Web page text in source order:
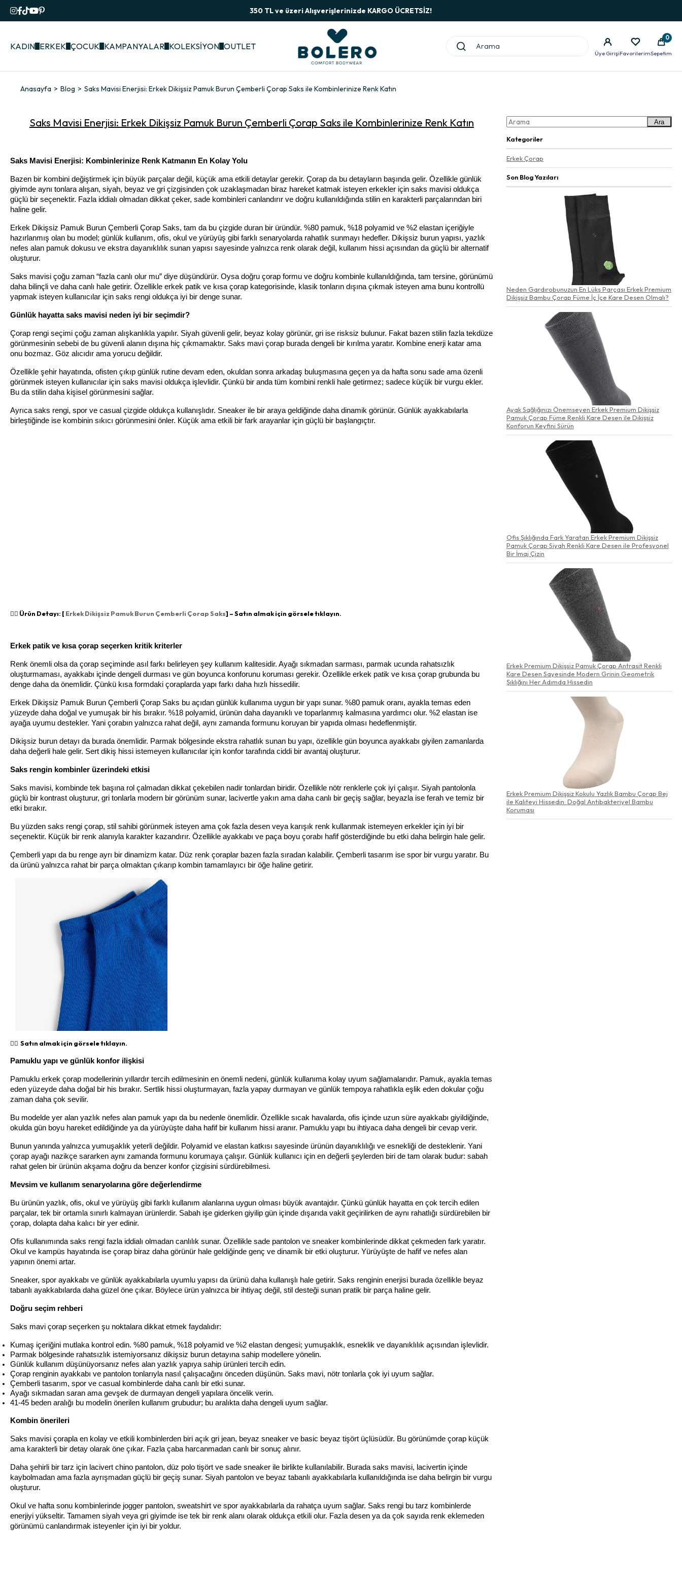
350 TL ve üzeri Alışverişlerinizde KARGO ÜCRETSİZ!
KADIN ERKEK ÇOCUK KAMPANYALAR KOLEKSİYON OUTLET
Üye GirişiFavorilerimSepetim
0
Anasayfa Blog Saks Mavisi Enerjisi: Erkek Dikişsiz Pamuk Burun Çemberli Çorap Saks ile Kombinlerinize Renk Katın
Saks Mavisi Enerjisi: Erkek Dikişsiz Pamuk Burun Çemberli Çorap Saks ile Kombinlerinize Renk Katın
Saks Mavisi Enerjisi: Kombinlerinize Renk Katmanın En Kolay Yolu
Bazen bir kombini değiştirmek için büyük parçalar değil, küçük ama etkili detaylar gerekir. Çorap da bu detayların başında gelir. Özellikle günlük
giyimde aynı tonlara alışan, siyah, beyaz ve gri çizgisinden çok uzaklaşmadan biraz hareket katmak isteyen erkekler için saks mavisi oldukça
güçlü bir seçenektir. Fazla iddialı olmadan dikkat çeker, sade kombinleri canlandırır ve doğru kullanıldığında stilin en karakterli parçalarından biri
haline gelir.
Erkek Dikişsiz Pamuk Burun Çemberli Çorap Saks, tam da bu çizgide duran bir üründür. %80 pamuk, %18 polyamid ve %2 elastan içeriğiyle
hazırlanmış olan bu model; günlük kullanım, ofis, okul ve yürüyüş gibi farklı senaryolarda rahatlık sunmayı hedefler. Dikişsiz burun yapısı, yazlık
nefes alan pamuk dokusu ve ekstra dayanıklılık sunan yapısı sayesinde yalnızca renk olarak değil, kullanım hissi açısından da güçlü bir alternatif
oluşturur.
Saks mavisi çoğu zaman “fazla canlı olur mu” diye düşündürür. Oysa doğru çorap formu ve doğru kombinle kullanıldığında, tam tersine, görünümü
daha bilinçli ve daha canlı hale getirir. Özellikle erkek patik ve kısa çorap kategorisinde, klasik tonların dışına çıkmak isteyen ama bunu kontrollü
yapmak isteyen kullanıcılar için saks rengi oldukça iyi bir denge sunar.
Günlük hayatta saks mavisi neden iyi bir seçimdir?
Çorap rengi seçimi çoğu zaman alışkanlıkla yapılır. Siyah güvenli gelir, beyaz kolay görünür, gri ise risksiz bulunur. Fakat bazen stilin fazla tekdüze
görünmesinin sebebi de bu güvenli alanın dışına hiç çıkmamaktır. Saks mavi çorap burada dengeli bir kırılma yaratır. Kombine enerji katar ama
onu bozmaz. Göz alıcıdır ama yorucu değildir.
Özellikle şehir hayatında, ofisten çıkıp günlük rutine devam eden, okuldan sonra arkadaş buluşmasına geçen ya da hafta sonu sade ama özenli
görünmek isteyen kullanıcılar için saks mavisi oldukça işlevlidir. Çünkü bir anda tüm kombini renkli hale getirmez; sadece küçük bir vurgu ekler.
Bu da stilin daha kişisel görünmesini sağlar.
Ayrıca saks rengi, spor ve casual çizgide oldukça kullanışlıdır. Sneaker ile bir araya geldiğinde daha dinamik görünür. Günlük ayakkabılarla
birleştiğinde ise kombinin sıkıcı görünmesini önler. Küçük ama etkili bir fark arayanlar için güçlü bir başlangıçtır.
👉🏻 Ürün Detayı: [ Erkek Dikişsiz Pamuk Burun Çemberli Çorap Saks] – Satın almak için görsele tıklayın.
Erkek patik ve kısa çorap seçerken kritik kriterler
Renk önemli olsa da çorap seçiminde asıl farkı belirleyen şey kullanım kalitesidir. Ayağı sıkmadan sarması, parmak ucunda rahatsızlık
oluşturmaması, ayakkabı içinde dengeli durması ve gün boyunca konforunu koruması gerekir. Özellikle erkek patik ve kısa çorap grubunda bu
denge daha da önemlidir. Çünkü kısa formdaki çoraplarda yapı farkı daha hızlı hissedilir.
Erkek Dikişsiz Pamuk Burun Çemberli Çorap Saks bu açıdan günlük kullanıma uygun bir yapı sunar. %80 pamuk oranı, ayakla temas eden
yüzeyde daha doğal ve yumuşak bir his bırakır. %18 polyamid, ürünün daha dayanıklı ve toparlanmış kalmasına yardımcı olur. %2 elastan ise
ayağa uyumu destekler. Yani çorabın yalnızca rahat değil, aynı zamanda formunu koruyan bir yapıda olması hedeflenmiştir.
Dikişsiz burun detayı da burada önemlidir. Parmak bölgesinde ekstra rahatlık sunan bu yapı, özellikle gün boyunca ayakkabı giyilen zamanlarda
daha değerli hale gelir. Sert dikiş hissi istemeyen kullanıcılar için konfor tarafında ciddi bir avantaj oluşturur.
Saks rengin kombinler üzerindeki etkisi
Saks mavisi, kombinde tek başına rol çalmadan dikkat çekebilen nadir tonlardan biridir. Özellikle nötr renklerle çok iyi çalışır. Siyah pantolonla
güçlü bir kontrast oluşturur, gri tonlarla modern bir görünüm sunar, lacivertle yakın ama daha canlı bir geçiş sağlar, beyazla ise ferah ve temiz bir
etki bırakır.
Bu yüzden saks rengi çorap, stil sahibi görünmek isteyen ama çok fazla desen veya karışık renk kullanmak istemeyen erkekler için iyi bir
seçenektir. Küçük bir renk alanıyla karakter kazandırır. Özellikle ayakkabı ve paça boyu çorabı hafif gösterdiğinde bu etki daha belirgin hale gelir.
Çemberli yapı da bu renge ayrı bir dinamizm katar. Düz renk çoraplar bazen fazla sıradan kalabilir. Çemberli tasarım ise spor bir vurgu yaratır. Bu
da ürünü yalnızca rahat bir parça olmaktan çıkarıp kombin tamamlayıcı bir öğe haline getirir.
👉🏻 Satın almak için görsele tıklayın.
Pamuklu yapı ve günlük konfor ilişkisi
Pamuklu erkek çorap modellerinin yıllardır tercih edilmesinin en önemli nedeni, günlük kullanıma kolay uyum sağlamalarıdır. Pamuk, ayakla temas
eden yüzeyde daha doğal bir his bırakır. Sertlik hissi oluşturmayan, fazla yapay durmayan ve günlük tempoya rahatlıkla eşlik eden dokular çoğu
zaman daha çok sevilir.
Bu modelde yer alan yazlık nefes alan pamuk yapı da bu nedenle önemlidir. Özellikle sıcak havalarda, ofis içinde uzun süre ayakkabı giyildiğinde,
okulda gün boyu hareket edildiğinde ya da yürüyüşte daha hafif bir kullanım hissi aranır. Pamuklu yapı bu ihtiyaca daha dengeli bir cevap verir.
Bunun yanında yalnızca yumuşaklık yeterli değildir. Polyamid ve elastan katkısı sayesinde ürünün dayanıklılığı ve esnekliği de desteklenir. Yani
çorap ayağı nazikçe sararken aynı zamanda formunu korumaya çalışır. Günlük kullanıcı için en değerli şeylerden biri de tam olarak budur: sabah
rahat gelen bir ürünün akşama doğru da benzer konfor çizgisini sürdürebilmesi.
Mevsim ve kullanım senaryolarına göre değerlendirme
Bu ürünün yazlık, ofis, okul ve yürüyüş gibi farklı kullanım alanlarına uygun olması büyük avantajdır. Çünkü günlük hayatta en çok tercih edilen
parçalar, tek bir ortamla sınırlı kalmayan ürünlerdir. Sabah işe giderken giyilip gün içinde dışarıda vakit geçirilirken de aynı rahatlığı sürdürebilen bir
çorap, dolapta daha kalıcı bir yer edinir.
Ofis kullanımında saks rengi fazla iddialı olmadan canlılık sunar. Özellikle sade pantolon ve sneaker kombinlerinde dikkat çekmeden fark yaratır.
Okul ve kampüs hayatında ise çorap biraz daha görünür hale geldiğinde genç ve dinamik bir etki oluşturur. Yürüyüşte de hafif ve nefes alan
yapının önemi artar.
Sneaker, spor ayakkabı ve günlük ayakkabılarla uyumlu yapısı da ürünü daha kullanışlı hale getirir. Saks renginin enerjisi burada özellikle beyaz
tabanlı ayakkabılarda daha güzel öne çıkar. Böylece ürün yalnızca bir ihtiyaç değil, stil desteği sunan pratik bir parça haline gelir.
Doğru seçim rehberi
Saks mavi çorap seçerken şu noktalara dikkat etmek faydalıdır:
Kumaş içeriğini mutlaka kontrol edin. %80 pamuk, %18 polyamid ve %2 elastan dengesi; yumuşaklık, esneklik ve dayanıklılık açısından işlevlidir.
Parmak bölgesinde rahatsızlık istemiyorsanız dikişsiz burun detayına sahip modellere yönelin.
Günlük kullanım düşünüyorsanız nefes alan yazlık yapıya sahip ürünleri tercih edin.
Çorap renginin ayakkabı ve pantolon tonlarıyla nasıl çalışacağını önceden düşünün. Saks mavi, nötr tonlarla çok iyi uyum sağlar.
Çemberli tasarım, spor ve casual kombinlerde daha canlı bir etki sunar.
Ayağı sıkmadan saran ama gevşek de durmayan dengeli yapılara öncelik verin.
41-45 beden aralığı bu modelin önerilen kullanım grubudur; bu aralıkta daha dengeli uyum sağlar.
Kombin önerileri
Saks mavisi çorapla en kolay ve etkili kombinlerden biri açık gri jean, beyaz sneaker ve basic beyaz tişört üçlüsüdür. Bu görünümde çorap küçük
ama karakterli bir detay olarak öne çıkar. Fazla çaba harcanmadan canlı bir sonuç alınır.
Daha şehirli bir tarz için lacivert chino pantolon, düz polo tişört ve sade sneaker ile birlikte kullanılabilir. Burada saks mavisi, lacivertin içinde
kaybolmadan ama fazla ayrışmadan güçlü bir geçiş sunar. Siyah pantolon ve beyaz tabanlı ayakkabılarla kullanıldığında ise daha belirgin bir vurgu
oluşturur.
Okul ve hafta sonu kombinlerinde jogger pantolon, sweatshirt ve spor ayakkabılarla da rahatça uyum sağlar. Saks rengi bu tarz kombinlerde
enerjiyi yükseltir. Tamamen siyah veya gri giyimde ise tek bir renk alanı olarak oldukça etkili olur. Fazla desen ya da çok sayıda renk eklemeden
görünümü canlandırmak isteyenler için iyi bir yoldur.
Ara
Kategoriler
Erkek Çorap
Son Blog Yazıları
Neden Gardırobunuzun En Lüks Parçası Erkek Premium
Dikişsiz Bambu Çorap Füme İç İçe Kare Desen Olmalı?
Ayak Sağlığınızı Önemseyen Erkek Premium Dikişsiz
Pamuk Çorap Füme Renkli Kare Desen ile Dikişsiz
Konforun Keyfini Sürün
Ofis Şıklığında Fark Yaratan Erkek Premium Dikişsiz
Pamuk Çorap Siyah Renkli Kare Desen ile Profesyonel
Bir İmaj Çizin
Erkek Premium Dikişsiz Pamuk Çorap Antrasit Renkli
Kare Desen Sayesinde Modern Grinin Geometrik
Şıklığını Her Adımda Hissedin
Erkek Premium Dikişsiz Kokulu Yazlık Bambu Çorap Bej
ile Kaliteyi Hissedin: Doğal Antibakteriyel Bambu
Koruması